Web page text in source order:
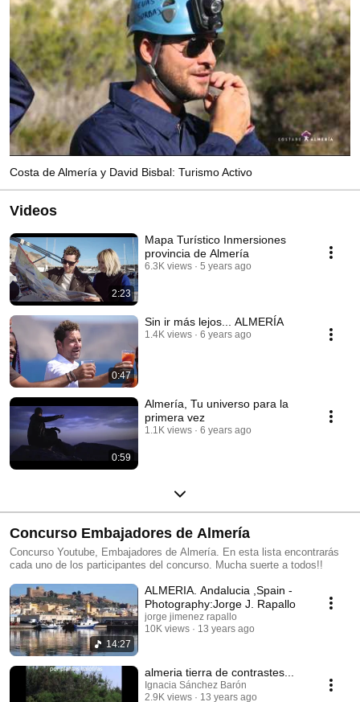
Costa de Almería y David Bisbal: Turismo Activo
Videos
2:23
Mapa Turístico Inmersiones
provincia de Almería
6.3K views 5 years ago
0:47
Sin ir más lejos... ALMERÍA
1.4K views 6 years ago
0:59
Almería, Tu universo para la
primera vez
1.1K views 6 years ago
Concurso Embajadores de Almería
Concurso Youtube, Embajadores de Almería. En esta lista encontrarás
cada uno de los participantes del concurso. Mucha suerte a todos!!
14:27
ALMERIA. Andalucia ,Spain -
Photography:Jorge J. Rapallo
jorge jimenez rapallo
10K views
13 years ago
almeria tierra de contrastes...
Ignacia Sánchez Barón
2.9K views
13 years ago